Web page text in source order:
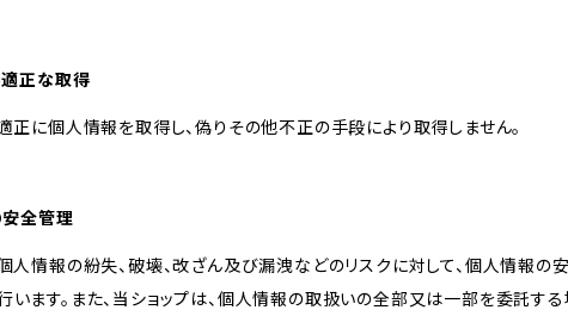
正な取得
正に個人情報を取得し、偽りその他不正の手段により取得しません。
全管理
人情報の紛失、破壊、改ざん及び漏洩などのリスクに対して、個人情報
います。また、当ショップは、個人情報の取扱いの全部又は一部を委託す